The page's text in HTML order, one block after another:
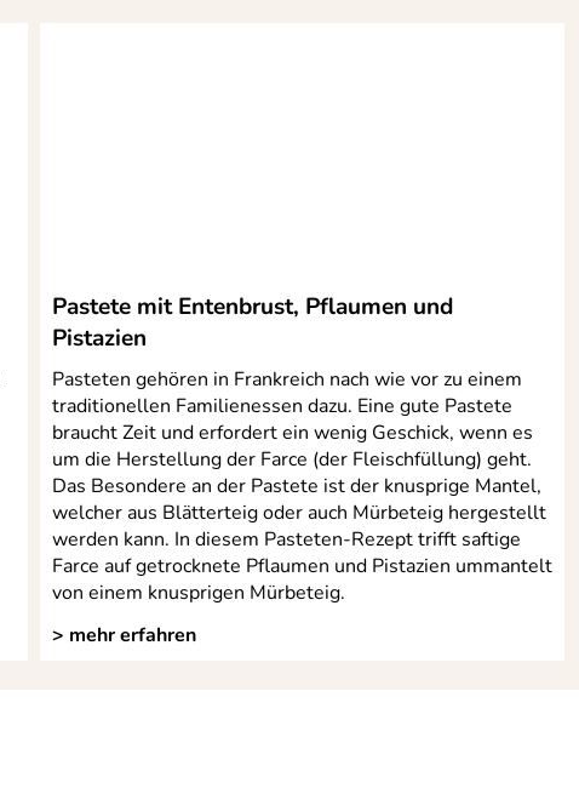
Pastete mit Entenbrust, Pflaumen und
Pistazien
Pasteten gehören in Frankreich nach wie vor zu einem
traditionellen Familienessen dazu. Eine gute Pastete
braucht Zeit und erfordert ein wenig Geschick, wenn es
um die Herstellung der Farce (der Fleischfüllung) geht.
Das Besondere an der Pastete ist der knusprige Mantel,
welcher aus Blätterteig oder auch Mürbeteig hergestellt
werden kann. In diesem Pasteten-Rezept trifft saftige
Farce auf getrocknete Pflaumen und Pistazien ummantelt
von einem knusprigen Mürbeteig.
> mehr erfahren